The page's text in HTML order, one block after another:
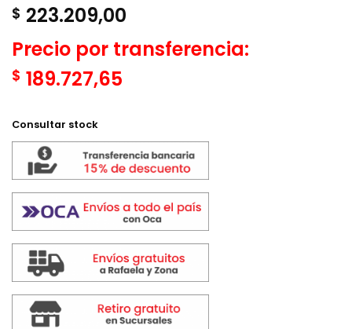
$ 223.209,00
Precio por transferencia:
$ 189.727,65
Consultar stock